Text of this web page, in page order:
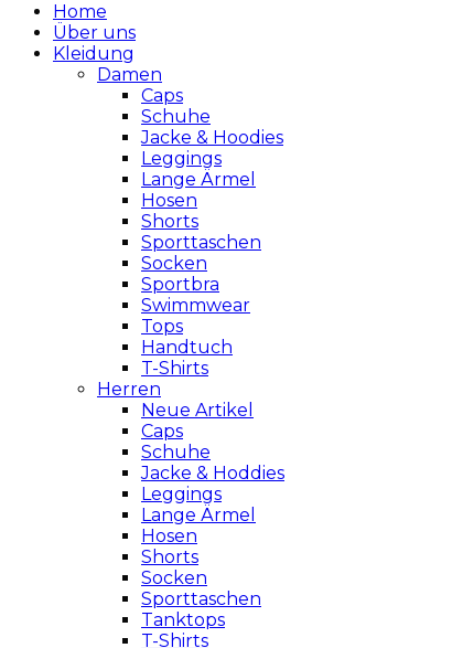
Home
Über uns
Kleidung
Damen
Caps
Schuhe
Jacke & Hoodies
Leggings
Lange Ärmel
Hosen
Shorts
Sporttaschen
Socken
Sportbra
Swimmwear
Tops
Handtuch
T-Shirts
Herren
Neue Artikel
Caps
Schuhe
Jacke & Hoddies
Leggings
Lange Ärmel
Hosen
Shorts
Socken
Sporttaschen
Tanktops
T-Shirts